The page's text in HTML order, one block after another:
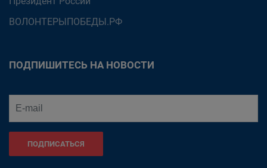
ВОЛОНТЕРЫПОБЕДЫ.РФ
ПОДПИШИТЕСЬ НА НОВОСТИ
ПОДПИСАТЬСЯ